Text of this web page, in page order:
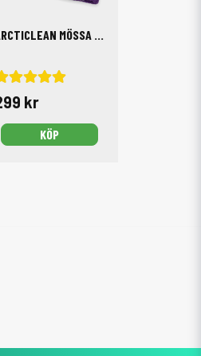
ARCTICLEAN MÖSSA MED TOFFS
kr
KÖP